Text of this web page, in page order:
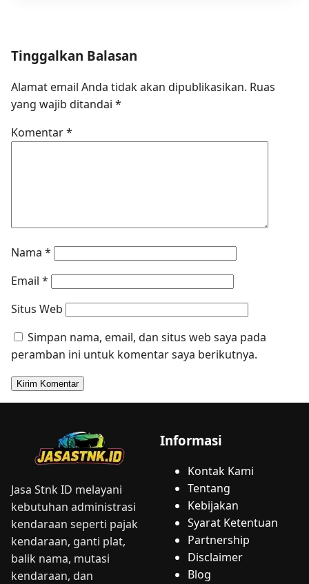
Tinggalkan Balasan
Alamat email Anda tidak akan dipublikasikan. Ruas
yang wajib ditandai *
Komentar*
Nama *
Email *
Situs Web
Simpan nama, email, dan situs web saya pada
peramban ini untuk komentar saya berikutnya.
Jasa Stnk ID melayani
kebutuhan administrasi
kendaraan seperti pajak
kendaraan, ganti plat,
balik nama, mutasi
kendaraan, dan
Informasi
Kontak Kami
Tentang
Kebijakan
Syarat Ketentuan
Partnership
Disclaimer
Blog